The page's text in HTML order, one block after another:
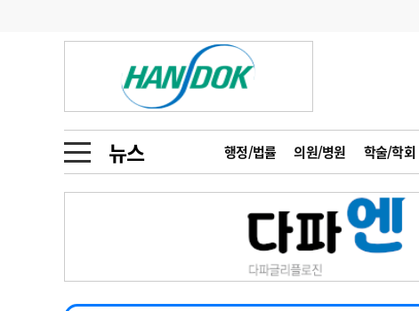
뉴스 행정/법률 의원/병원 학술/학회
금주의 검색어
1
의사인력 수급 추계
2
성분명 처방
3
AI의료
4
전공의 모집 결과
인사
오피니언
인물 초대석 피플
동영상뉴스
포토뉴스
메디 Hospital 지역병원 중소병원
2026년 하반기 인턴 모집
마취통증의학과 임기제 임상의사 채용